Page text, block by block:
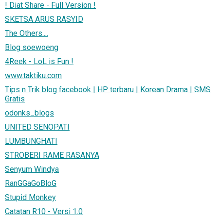
! Diat Share - Full Version !
SKETSA ARUS RASYID
The Others....
Blog soewoeng
4Reek - LoL is Fun !
www.taktiku.com
Tips n Trik blog facebook | HP terbaru | Korean Drama | SMS
Gratis
odonks_blogs
UNITED SENOPATI
LUMBUNGHATI
STROBERI RAME RASANYA
Senyum Windya
RanGGaGoBloG
Stupid Monkey
Catatan R10 - Versi 1.0